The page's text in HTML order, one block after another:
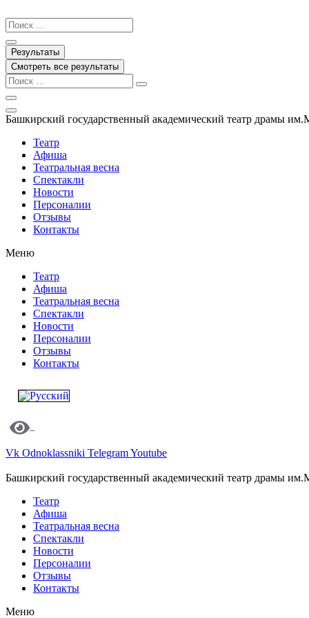
к
содержимому
Search
...
Результаты
Смотреть все результаты
Башкирский государственный академический театр драмы
Театр
Афиша
Театральная весна
Спектакли
Новости
Персоналии
Отзывы
Контакты
Меню
Театр
Афиша
Театральная весна
Спектакли
Новости
Персоналии
Отзывы
Контакты
Vk Odnoklassniki TelegramYoutube
Башкирский государственный академический театр драмы
Театр
Афиша
Театральная весна
Спектакли
Новости
Персоналии
Отзывы
Контакты
Меню